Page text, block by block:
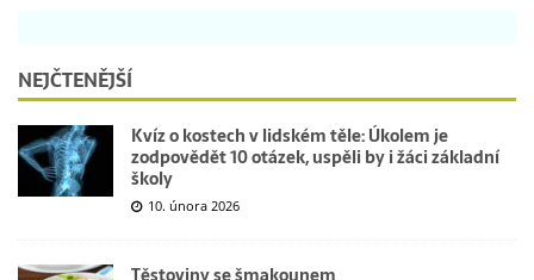
NEJČTENĚJŠÍ
Kvíz o kostech v lidském těle: Úkolem je
zodpovědět 10 otázek, uspěli by i žáci základní
školy
10. února 2026